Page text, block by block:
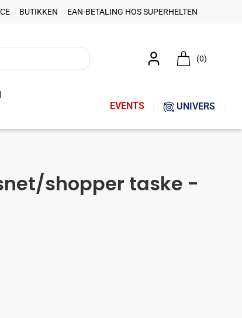
BUTIKKEN EAN-BETALING HOS SUPERHELTEN
(0)
EVENTS UNIVERS
shopper taske -